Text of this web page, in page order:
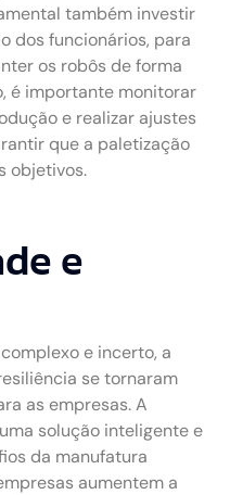
também investir
dos funcionários, para
os robôs de forma
é importante monitorar
e realizar ajustes
que a paletização
objetivos.
e
e incerto, a
se tornaram
as empresas. A
solução inteligente e
da manufatura
aumentem a